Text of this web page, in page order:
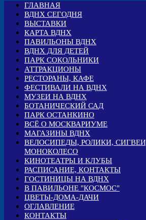
ГЛАВНАЯ
ВДНХ СЕГОДНЯ
ВЫСТАВКИ
КАРТА ВДНХ
ПАВИЛЬОНЫ ВДНХ
ВДНХ ДЛЯ ДЕТЕЙ
ПАРК СОКОЛЬНИКИ
АТТРАКЦИОНЫ
РЕСТОРАНЫ, КАФЕ
ФЕСТИВАЛИ НА ВДНХ
МУЗЕИ НА ВДНХ
БОТАНИЧЕСКИЙ САД
ПАРК ОСТАНКИНО
ВСЁ О МОСКВАРИУМЕ
МАГАЗИНЫ ВДНХ
ВЕЛОСИПЕДЫ, РОЛИКИ,
МОНОКОЛЕСО
КИНОТЕАТРЫ И КЛУБЫ
РАСПИСАНИЕ, КОНТАКТЫ
ГОСТИНИЦЫ НА ВДНХ
В ПАВИЛЬОНЕ "КОСМОС"
ЦВЕТЫ-ДОМА-ДАЧИ
ОГЛАВЛЕНИЕ
КОНТАКТЫ